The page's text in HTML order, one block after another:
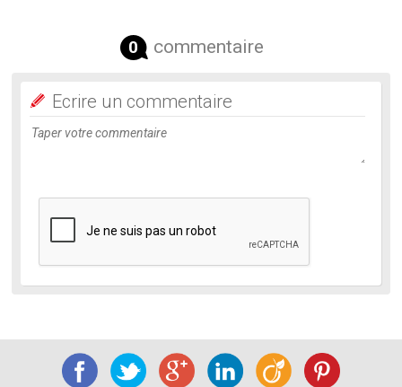
0 commentaire
Ecrire un commentaire